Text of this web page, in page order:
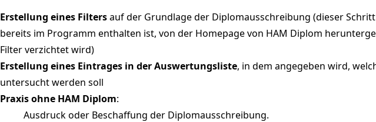
Erstellung eines Filtersauf der Grundlage der Diplomausschreibung (dieser
bereits im Programm enthalten ist, von der Homepage von HAM Diplom
Filter verzichtet wird)
Erstellung eines Eintrages in der Auswertungsliste, in dem angegeben wird,
untersucht werden soll
Praxis ohne HAM Diplom:
Ausdruck oder Beschaffung der Diplomausschreibung.